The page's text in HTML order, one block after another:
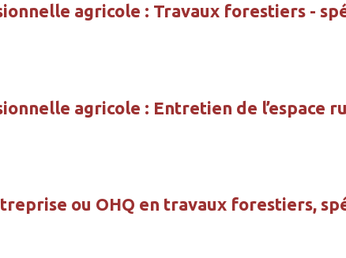
agricole : Travaux forestiers -
agricole : Entretien de l’espace
ou OHQ en travaux forestiers,